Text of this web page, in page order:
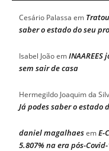
Cesário Palassa em
saber o estado do seu
Isabel Joãoem
sem sair de casa
Hermegildo Joaquim da
Já podes saber o estado
daniel magalhaesemE-
5.807% na era pós-